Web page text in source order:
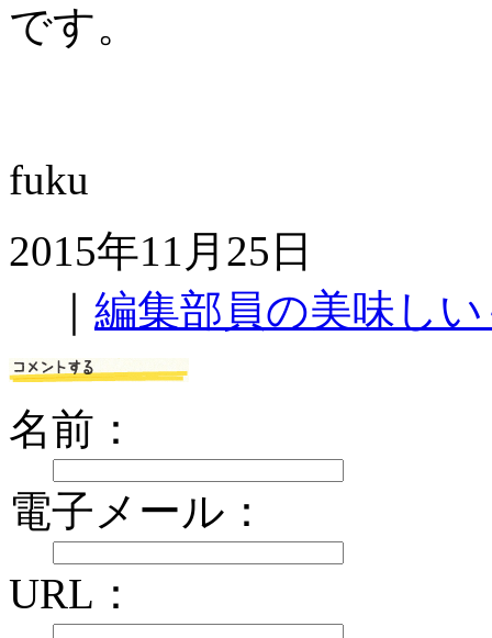
です。
fuku
2015年11月25日
編集部員の美味し
名前：
電子メール：
URL：